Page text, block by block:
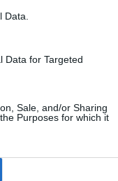
Data for Targeted
Sale, and/or Sharing
Purposes for which it
απόλυτα
είναι
το μεγαλύτερο
τους άλλους»,
πόσο χρόνο κάνει
να μην την